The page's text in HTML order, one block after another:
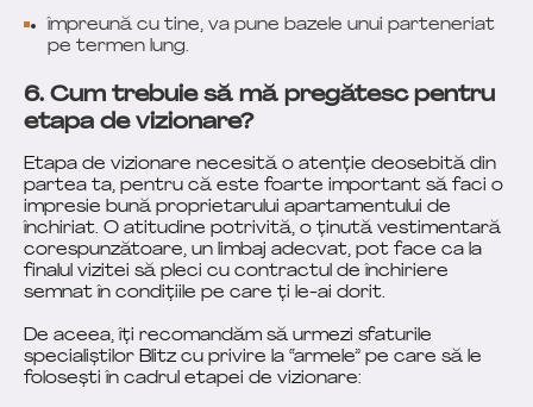
împreună cu tine, va pune bazele unui parteneriat
pe termen lung.
6. Cum trebuie să mă pregătesc pentru
etapa de vizionare?
Etapa de vizionare necesită o atenție deosebită din
partea ta, pentru că este foarte important să faci o
impresie bună proprietarului apartamentului de
închiriat. O atitudine potrivită, o ținută vestimentară
corespunzătoare, un limbaj adecvat, pot face ca la
finalul vizitei să pleci cu contractul de închiriere
semnat în condițiile pe care ți le-ai dorit.
De aceea, îți recomandăm să urmezi sfaturile
specialiștilor Blitz cu privire la “armele” pe care să le
folosești în cadrul etapei de vizionare: